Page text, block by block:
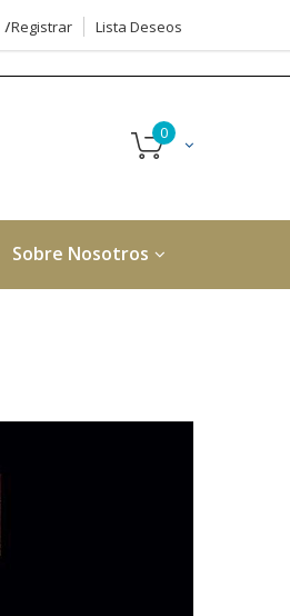
Registrar
Lista Deseos
Sobre Nosotros